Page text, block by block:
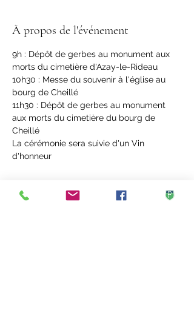
À propos de l'événement
9h : Dépôt de gerbes au monument aux
morts du cimetière d'Azay-le-Rideau
10h30 : Messe du souvenir à l'église au
bourg de Cheillé
11h30 : Dépôt de gerbes au monument
aux morts du cimetière du bourg de
Cheillé
La cérémonie sera suivie d'un Vin
d'honneur